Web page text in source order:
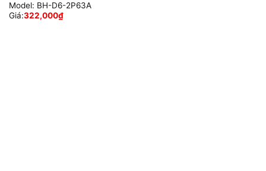
Model: BH-D6-2P63A
Giá:322,000₫